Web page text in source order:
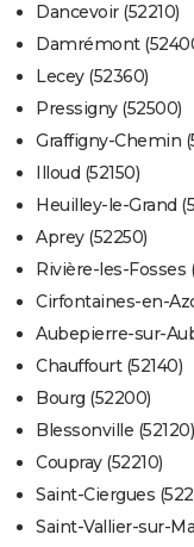
Dancevoir (52210)
Damrémont
Lecey (52360)
Pressigny (52500)
Graffigny-Chemin
Illoud (52150)
Heuilley-le-Grand
Aprey (52250)
Rivière-les-Fosses
Cirfontaines-en-
Aubepierre-sur-
Chauffourt (52140)
Bourg (52200)
Blessonville (52120)
Coupray (52210)
Saint-Ciergues
Saint-Vallier-sur-